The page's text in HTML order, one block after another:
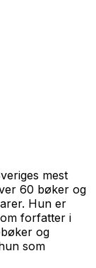
mest
60 bøker og
Hun er
forfatter i
og
som